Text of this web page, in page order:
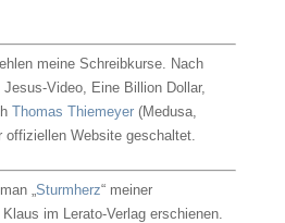
meine Schreibkurse. Nach
Video, Eine Billion Dollar,
Thomas Thiemeyer(Medusa,
offiziellen Website geschaltet.
„Sturmherz“ meiner
im Lerato-Verlag erschienen.